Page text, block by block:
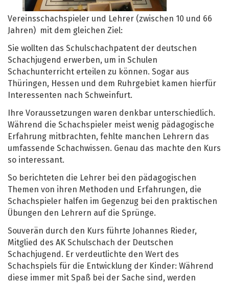
Vereinsschachspieler und Lehrer (zwischen 10 und 66
Jahren) mit dem gleichen Ziel:
Sie wollten das Schulschachpatent der deutschen
Schachjugend erwerben, um in Schulen
Schachunterricht erteilen zu können. Sogar aus
Thüringen, Hessen und dem Ruhrgebiet kamen hierfür
Interessenten nach Schweinfurt.
Ihre Voraussetzungen waren denkbar unterschiedlich.
Während die Schachspieler meist wenig pädagogische
Erfahrung mitbrachten, fehlte manchen Lehrern das
umfassende Schachwissen. Genau das machte den Kurs
so interessant.
So berichteten die Lehrer bei den pädagogischen
Themen von ihren Methoden und Erfahrungen, die
Schachspieler halfen im Gegenzug bei den praktischen
Übungen den Lehrern auf die Sprünge.
Souverän durch den Kurs führte Johannes Rieder,
Mitglied des AK Schulschach der Deutschen
Schachjugend. Er verdeutlichte den Wert des
Schachspiels für die Entwicklung der Kinder: Während
diese immer mit Spaß bei der Sache sind, werden